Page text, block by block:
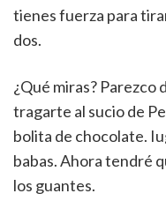
tienes fuerza para
dos.
¿Qué miras? Parezco
tragarte al sucio de
bolita de chocolate.
babas. Ahora tendré
los guantes.